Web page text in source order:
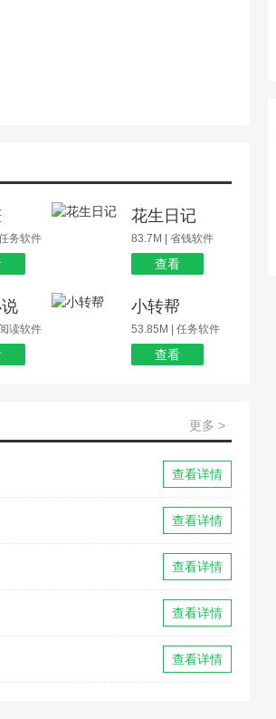
务软件
花生日记
83.7M | 省钱软件
查看
读软件
小转帮
53.85M | 任务软件
查看
更多 >
查看详情
查看详情
查看详情
查看详情
查看详情